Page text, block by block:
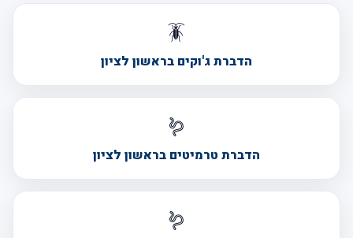
🪳
הדברת ג'וקים בראשון לציון
🪱
הדברת טרמיטים בראשון לציון
🪱